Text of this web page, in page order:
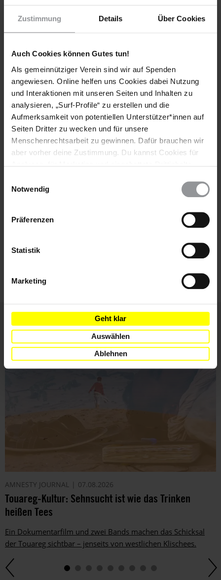
Zustimmung Details Über Cookies
Auch Cookies können Gutes tun!
Als gemeinnütziger Verein sind wir auf Spenden
angewiesen. Online helfen uns Cookies dabei Nutzung
und Interaktionen mit unseren Seiten und Inhalten zu
analysieren, „Surf-Profile“ zu erstellen und die
Aufmerksamkeit von potentiellen Unterstützer*innen auf
Seiten Dritter zu wecken und für unsere
Menschenrechtsarbeit zu gewinnen. Dafür brauchen wir
aber vorher deine Zustimmung. Du kannst Cookies für
wieder ändern. Diesen Banner kannst Du über den Link
Notwendig
Präferenzen
Statistik
Marketing
Geht klar
Auswählen
Ablehnen
Teile diesen Beitrag
Bleib informiert
Header
Text
Abonniere den Amnesty-Newsletter und mach dich
für die Menschenrechte stark!
Vorname
E-
Nutzungsbedingungen
gelesen und stimme
Weitere Artikel
AMNESTY JOURNAL 07.08.2026
Touareg-Kultur: Sehnsucht ist wie das Trinken
heißen Tees
Ein Dokumentarfilm und zwei Bands machen das Schicksal
der Touareg sichtbar – jenseits von westlichen Klischees.